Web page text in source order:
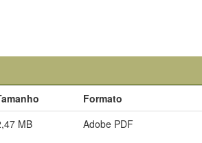
Formato
MB Adobe PDF